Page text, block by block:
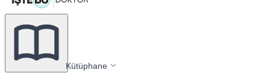
Kütüphane